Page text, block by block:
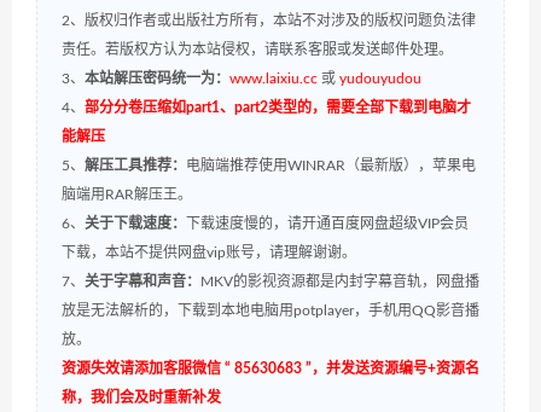
2、版权归作者或出版社方所有，本站不对涉及的版权问题负法律
责任。若版权方认为本站侵权，请联系客服或发送邮件处理。
3、 本站解压密码统一为： www.laixiu.cc 或 yudouyudou
4、 部分分卷压缩如part1、part2类型的，需要全部下载到电脑才
能解压
5、 解压工具推荐： 电脑端推荐使用WINRAR（最新版），苹果电
脑端用RAR解压王。
6、 关于下载速度：
下载速度慢的，请开通百度网盘超级VIP会员
下载，本站不提供网盘vip账号，请理解谢谢。
7、 关于字幕和声音： MKV的影视资源都是内封字幕音轨，网盘播
放是无法解析的，下载到本地电脑用potplayer，手机用QQ影音播
放。
资源失效请添加客服微信 “ 85630683 ”，并发送资源编号+资源名
称，我们会及时重新补发